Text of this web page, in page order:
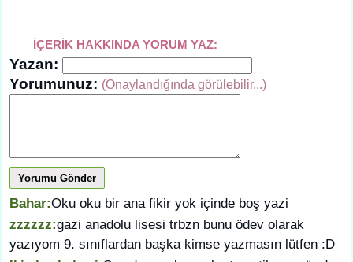
İÇERİK HAKKINDA YORUM YAZ:
Yazan:
Yorumunuz: (Onaylandığında görülebilir...)
Yorumu Gönder
Bahar:Oku oku bir ana fikir yok içinde boş yazi
zzzzzz:gazi anadolu lisesi trbzn bunu ödev olarak
yazıyom 9. sınıflardan başka kimse yazmasın lütfen :D